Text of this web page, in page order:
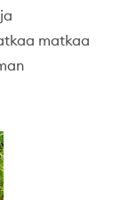
matkaa